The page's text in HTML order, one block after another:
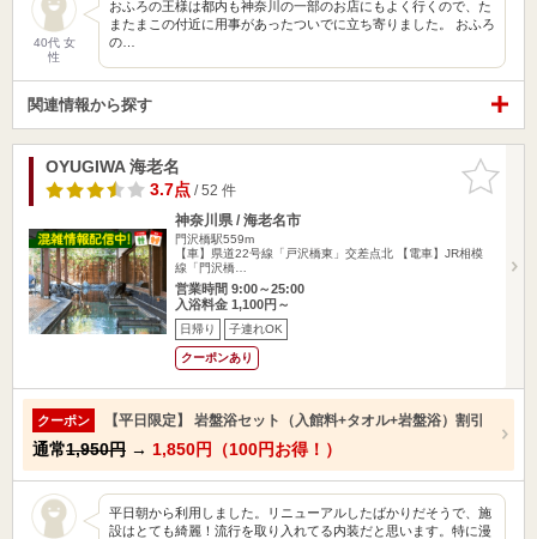
40代 女
性
おふろの王様は都内も神奈川の一部のお店にもよく行くので、た
またまこの付近に用事があったついでに立ち寄りました。 おふろ
の…
関連情報から探す
お気に入
りに追加
OYUGIWA 海老名
3.7点/ 52 件
神奈川県 / 海老名市
門沢橋駅559m
【車】県道22号線「戸沢橋東」交差点北 【電車】JR相模
線「門沢橋…
営業時間 9:00～25:00
入浴料金 1,100円～
日帰り 子連れOK
クーポンあり
クーポン 【平日限定】 岩盤浴セット（入館料+タオル+岩盤浴）割引
通常1,950円 → 1,850円（100円お得！）
平日朝から利用しました。リニューアルしたばかりだそうで、施
設はとても綺麗！流行を取り入れてる内装だと思います。特に漫